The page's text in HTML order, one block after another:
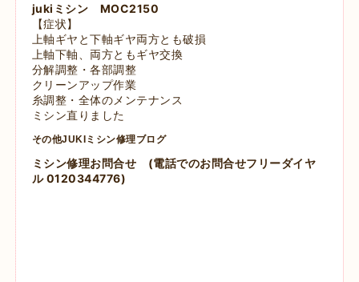
jukiミシン MOC2150
【症状】
上軸ギヤと下軸ギヤ両方とも破損
上軸下軸、両方ともギヤ交換
分解調整・各部調整
クリーンアップ作業
糸調整・全体のメンテナンス
ミシン直りました
その他JUKIミシン修理ブログ
ミシン修理お問合せ (電話でのお問合せフリーダイヤ
ル 0120344776)